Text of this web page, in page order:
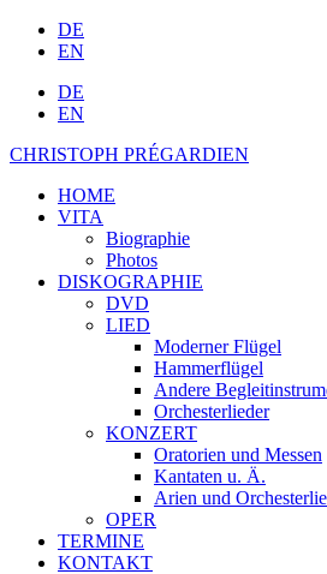
DE
EN
DE
EN
CHRISTOPH PRÉGARDIEN
HOME
VITA
Biographie
Photos
DISKOGRAPHIE
DVD
LIED
Moderner Flügel
Hammerflügel
Andere
Orchesterlieder
KONZERT
Oratorien und Messen
Kantaten u. Ä.
Arien und
OPER
TERMINE
KONTAKT